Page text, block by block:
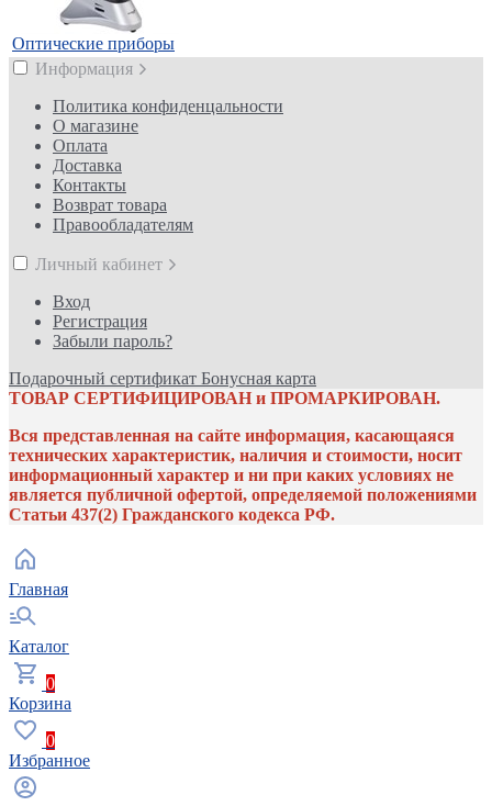
Оптические приборы
Информация
Политика конфиденцальности
О магазине
Оплата
Доставка
Контакты
Возврат товара
Правообладателям
Личный кабинет
Вход
Регистрация
Забыли пароль?
Подарочный сертификат Бонусная карта
ТОВАР СЕРТИФИЦИРОВАН и ПРОМАРКИРОВАН.
Вся представленная на сайте информация, касающаяся
технических характеристик, наличия и стоимости, носит
информационный характер и ни при каких условиях не
является публичной офертой, определяемой положениями
Статьи 437(2) Гражданского кодекса РФ.
Главная
Каталог
0
Корзина
0
Избранное